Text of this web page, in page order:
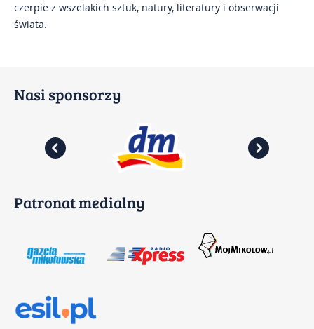
czerpie z wszelakich sztuk, natury, literatury i obserwacji
świata.
Nasi sponsorzy
Patronat medialny